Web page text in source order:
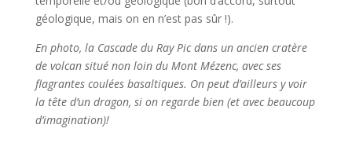
géologique, mais on en n’est pas sûr !).
En photo, la Cascade du Ray Pic dans un ancien cratère
de volcan situé non loin du Mont Mézenc, avec ses
flagrantes coulées basaltiques. On peut d’ailleurs y voir
la tête d’un dragon, si on regarde bien (et avec beaucoup
d’imagination)!